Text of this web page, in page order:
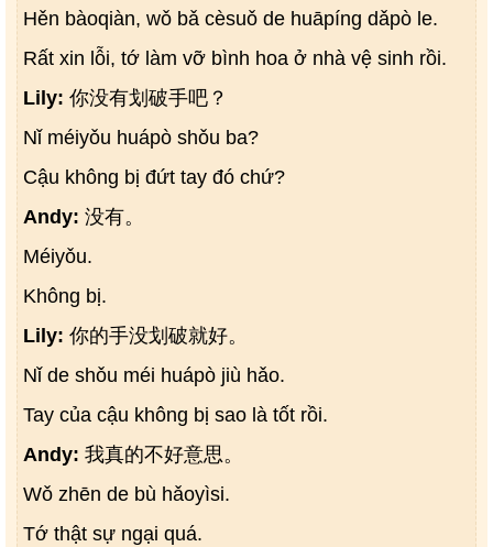
Hěn bàoqiàn, wǒ bǎ cèsuǒ de huāpíng dǎpò le.
Rất xin lỗi, tớ làm vỡ bình hoa ở nhà vệ sinh rồi.
Lily: 你没有划破手吧？
Nǐ méiyǒu huápò shǒu ba?
Cậu không bị đứt tay đó chứ?
Andy: 没有。
Méiyǒu.
Không bị.
Lily: 你的手没划破就好。
Nǐ de shǒu méi huápò jiù hǎo.
Tay của cậu không bị sao là tốt rồi.
Andy: 我真的不好意思。
Wǒ zhēn de bù hǎoyìsi.
Tớ thật sự ngại quá.